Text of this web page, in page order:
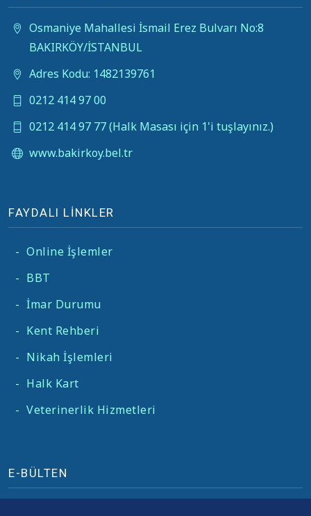
Osmaniye Mahallesi İsmail Erez Bulvarı No:8
BAKIRKÖY/İSTANBUL
Adres Kodu: 1482139761
0212 414 97 00
0212 414 97 77 (Halk Masası için 1'i tuşlayınız.)
www.bakirkoy.bel.tr
FAYDALI LİNKLER
- Online İşlemler
- BBT
- İmar Durumu
- Kent Rehberi
- Nikah İşlemleri
- Halk Kart
- Veterinerlik Hizmetleri
E-BÜLTEN